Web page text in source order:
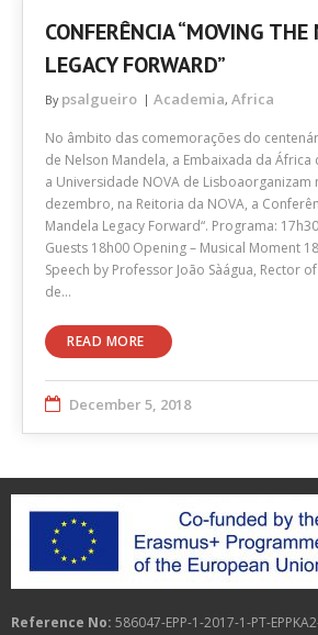
Contact Us
CONFERÊNCIA “MOVING
LEGACY FORWARD”
By psalgueiro Academia, Africa
No âmbito das comemorações do
de Nelson Mandela, a Embaixada da África
a Universidade NOVA de Lisboaorganizam
dezembro, na Reitoria da NOVA, a
Mandela Legacy Forward“. Programa:
Guests 18h00 Opening – Musical Moment
Speech by Professor João Sàágua, Rector
de…
READ MORE
December 5, 2018
Reference No: 586047-EPP-1-2017-1-PT-